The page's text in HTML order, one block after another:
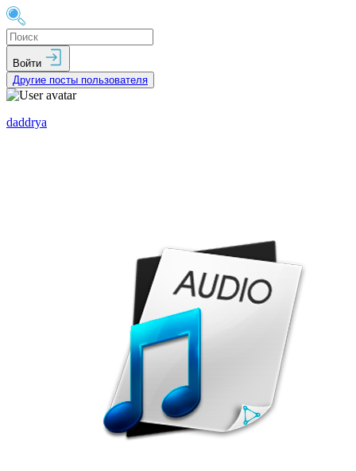
Войти
Другие посты пользователя
daddrya